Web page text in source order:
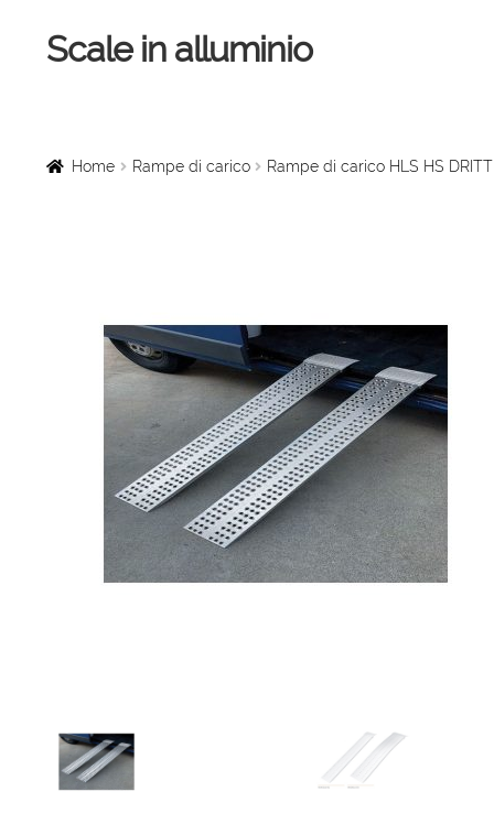
Vai
alla
Vai
al
Scale in alluminio
Scale a chiocciola
Scale in legno
Rampe di carico
Sollevatori
Ponteggi
Scale in alluminio
Cerniere freni per porte
Home Rampe di carico Rampe di carico HLS HS